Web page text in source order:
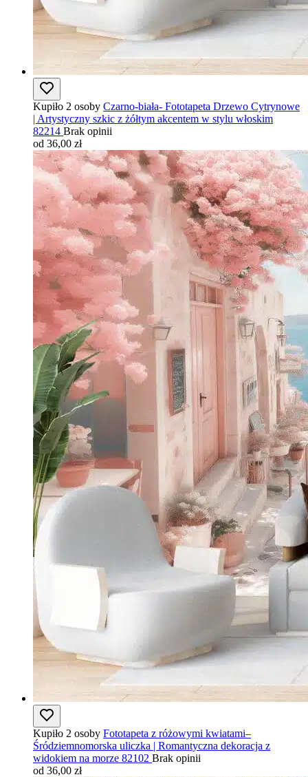
Kupiło 2 osoby Czarno-biała- Fototapeta Drzewo Cytrynowe
| Artystyczny szkic z żółtym akcentem w stylu włoskim
82214 Brak opinii
od 36,00 zł
Kupiło 2 osoby Fototapeta z różowymi kwiatami–
Śródziemnomorska uliczka | Romantyczna dekoracja z
widokiem na morze 82102 Brak opinii
od 36,00 zł